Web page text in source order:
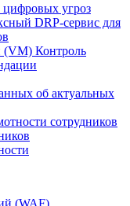
угроз
DRP-сервис для
(VM) Контроль
об актуальных
сотрудников
(WAF)